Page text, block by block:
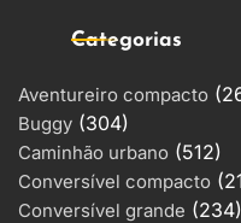
Categorias
Aventureiro compacto
Buggy (304)
Caminhão urbano (512)
Conversível compacto
Conversível grande (234)